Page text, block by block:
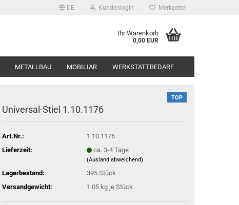
DE Kundenlogin Merkzettel
Ihr Warenkorb
0,00 EUR
METALLBAU MOBILIAR WERKSTATTBEDARF
TOP
Universal-Stiel 1.10.1176
Art.Nr.:
1.10.1176
Lieferzeit:
ca. 3-4 Tage
(Ausland abweichend)
Lagerbestand: 395 Stück
Versandgewicht:
1.05 kg je Stück